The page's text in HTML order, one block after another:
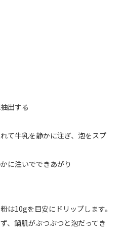
出する
て牛乳を静かに注ぎ、泡をスプ
に注いでできあがり
は10gを目安にドリップします。
、鍋肌がぷつぷつと泡だってき